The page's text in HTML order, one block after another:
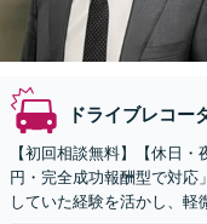
ドライブレコー
【初回相談無料】【休日
円・完全成功報酬型で対
していた経験を活かし、軽